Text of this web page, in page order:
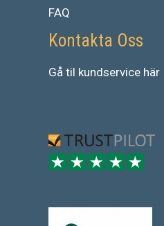
FAQ
Kontakta Oss
Gå til kundservice här